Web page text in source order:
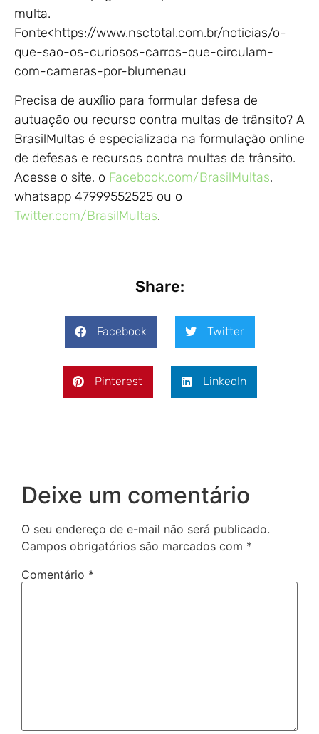
multa.
Fonte<https://www.nsctotal.com.br/noticias/o-
que-sao-os-curiosos-carros-que-circulam-
com-cameras-por-blumenau
Precisa de auxílio para formular defesa de
autuação ou recurso contra multas de trânsito? A
BrasilMultas é especializada na formulação online
de defesas e recursos contra multas de trânsito.
Acesse o site, o Facebook.com/BrasilMultas,
whatsapp 47999552525 ou o
Twitter.com/BrasilMultas.
Share:
Facebook Twitter
Pinterest LinkedIn
Deixe um comentário
O seu endereço de e-mail não será publicado.
Campos obrigatórios são marcados com *
Comentário *